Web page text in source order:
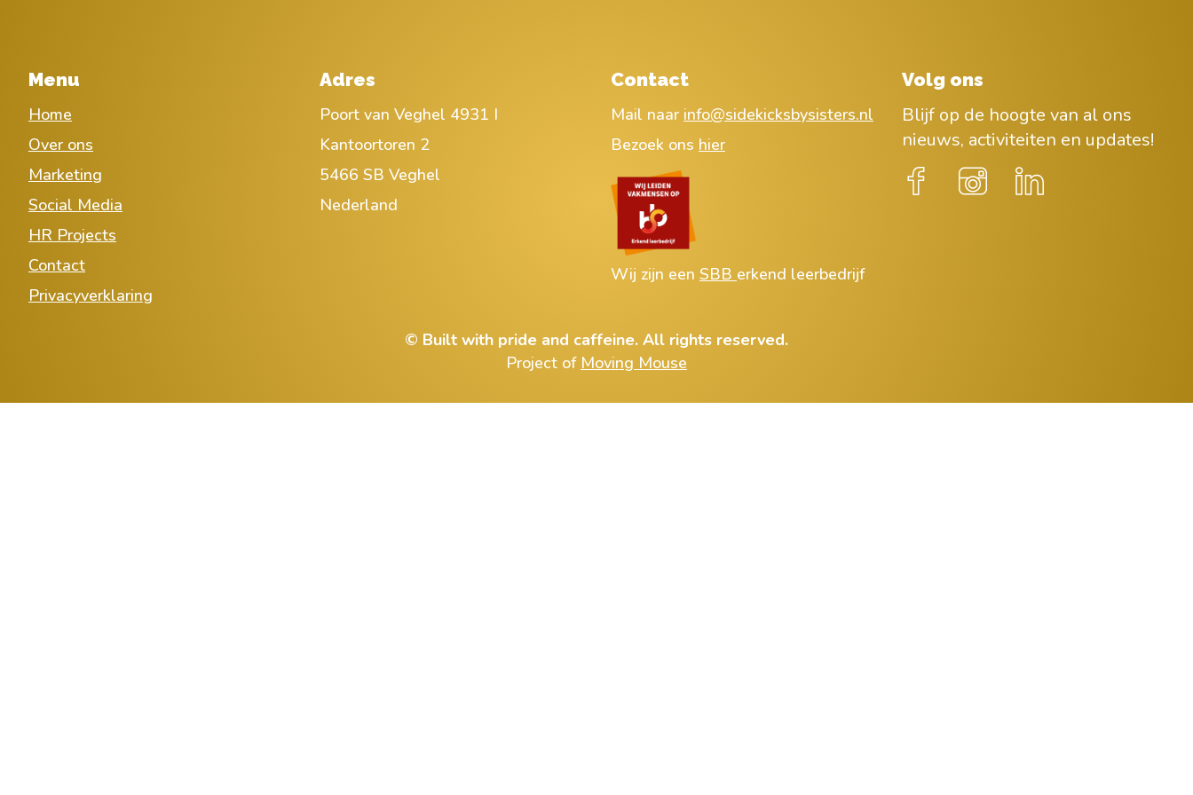
Menu
Home
Over ons
Marketing
Social Media
HR Projects
Contact
Privacyverklaring
Adres
Poort van Veghel 4931 I
Kantoortoren 2
5466 SB Veghel
Nederland
Contact
Mail naar info@sidekicksbysisters.nl
Bezoek ons hier
Wij zijn een SBB erkend leerbedrijf
Volg ons
Blijf op de hoogte van al ons
nieuws, activiteiten en updates!
© Built with pride and caffeine. All rights reserved.
Project of Moving Mouse